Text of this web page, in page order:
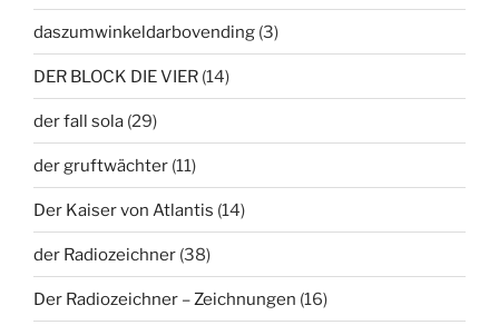
daszumwinkeldarbovending (3)
DER BLOCK DIE VIER (14)
der fall sola (29)
der gruftwächter (11)
Der Kaiser von Atlantis (14)
der Radiozeichner (38)
Der Radiozeichner – Zeichnungen (16)